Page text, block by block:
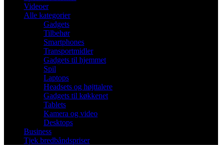
Videoer
Alle kategorier
Gadgets
Tilbehør
Smartphones
Transportmidler
Gadgets til hjemmet
Spil
Laptops
Headsets og højttalere
Gadgets til køkkenet
Tablets
Kamera og video
Desktops
Business
Tjek bredbåndspriser